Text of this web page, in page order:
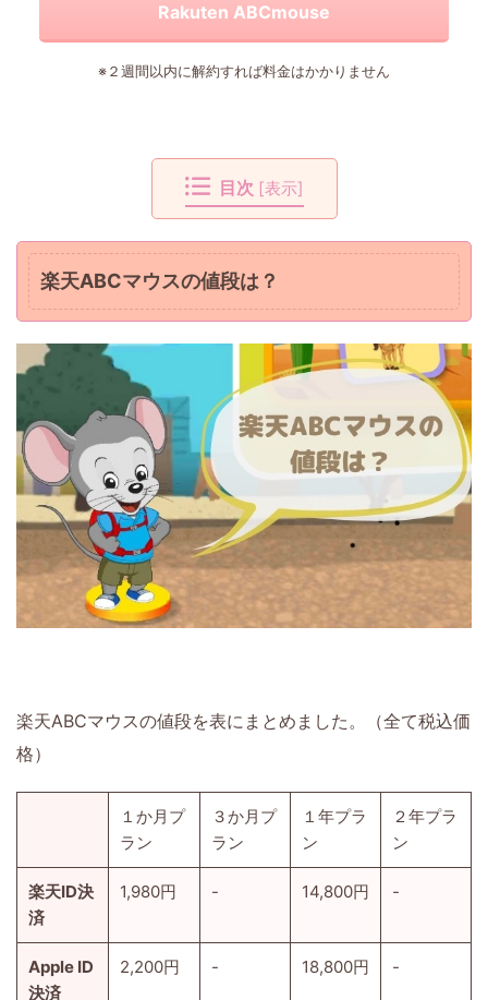
Rakuten ABCmouse
※２週間以内に解約すれば料金はかかりません
目次 [表示]
楽天ABCマウスの値段は？
楽天ABCマウスの値段を表にまとめました。（全て税込価
格）
１か月プ
ラン
３か月プ
ラン
１年プラ
ン
２年プラ
ン
楽天ID決
済
1,980円 - 14,800円 -
Apple ID
決済
2,200円 - 18,800円 -